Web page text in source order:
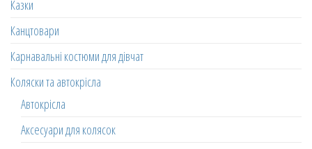
Казки
Канцтовари
Карнавальні костюми для дівчат
Коляски та автокрісла
Автокрісла
Аксесуари для колясок